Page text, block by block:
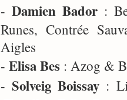
- Damien Bador:
Runes, Contrée
Aigles
- Elisa Bes : Azog &
-Solveig Boissay :